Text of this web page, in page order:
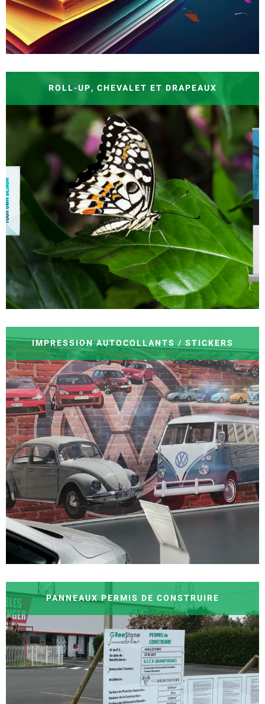
ROLL-UP, CHEVALET ET DRAPEAUX
IMPRESSION AUTOCOLLANTS / STICKERS
PANNEAUX PERMIS DE CONSTRUIRE